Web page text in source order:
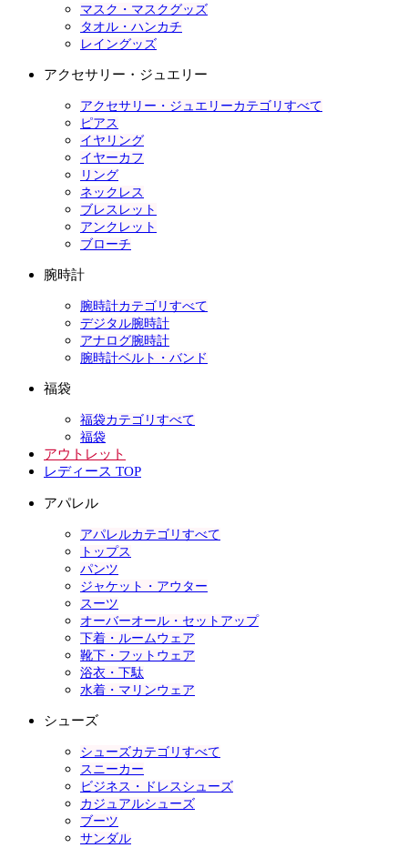
マスク・マスクグッズ
タオル・ハンカチ
レイングッズ
アクセサリー・ジュエリー
アクセサリー・ジュエリーカテゴリすべて
ピアス
イヤリング
イヤーカフ
リング
ネックレス
ブレスレット
アンクレット
ブローチ
腕時計
腕時計カテゴリすべて
デジタル腕時計
アナログ腕時計
腕時計ベルト・バンド
福袋
福袋カテゴリすべて
福袋
アウトレット
レディース TOP
アパレル
アパレルカテゴリすべて
トップス
パンツ
ジャケット・アウター
スーツ
オーバーオール・セットアップ
下着・ルームウェア
靴下・フットウェア
浴衣・下駄
水着・マリンウェア
シューズ
シューズカテゴリすべて
スニーカー
ビジネス・ドレスシューズ
カジュアルシューズ
ブーツ
サンダル